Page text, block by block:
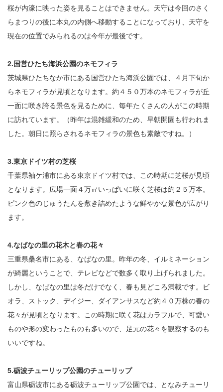
桜が内濠に映った姿を見ることはできません。天守は今回のさく
らまつりの後に本丸の内側へ移動することになっており、天守を
現在の位置でみられるのは今年が最後です。
2.国営ひたち海浜公園のネモフィラ
茨城県ひたちなか市にある国営ひたち海浜公園では、４月下旬か
らネモフィラが見頃となります。約４５０万本のネモフィラが丘
一面に咲き誇る景色を見るために、毎年たくさんの人がこの時期
に訪れています。（昨年は混雑緩和のため、早朝開園も行われま
した。朝日に照らされるネモフィラの景色も素敵ですね。）
3.東京ドイツ村の芝桜
千葉県袖ケ浦市にある東京ドイツ村では、この時期に芝桜が見頃
となります。広場一面４万㎡いっぱいに咲く芝桜は約２５万本。
ピンク色のじゅうたんを敷き詰めたような鮮やかな景色が広がり
ます。
4.なばなの里の花木と春の花々
三重県桑名市にある、なばなの里。昨年の冬、イルミネーション
が綺麗ということで、テレビなどで数多く取り上げられました。
しかし、なばなの里は冬だけでなく、春も見どころ満載です。ビ
オラ、ストック、デイジー、ダイアンサスなど約４０万株の春の
花々が見頃となります。この時期に咲く花はカラフルで、可愛い
ものや形の変わったものも多いので、足元の花々を観察するのも
いいですね。
5.砺波チューリップ公園のチューリップ
富山県砺波市にある砺波チューリップ公園では、となみチューリ